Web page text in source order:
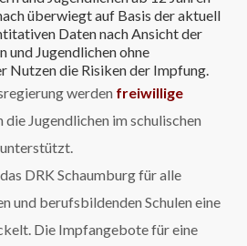
überwiegt auf Basis der aktuell
Daten nach Ansicht der
und Jugendlichen ohne
Nutzen die Risiken der Impfung.
werden freiwillige
die Jugendlichen im schulischen
DRK Schaumburg für alle
und berufsbildenden Schulen eine
Die Impfangebote für eine